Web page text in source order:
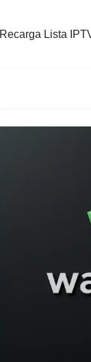
Recarga Lista